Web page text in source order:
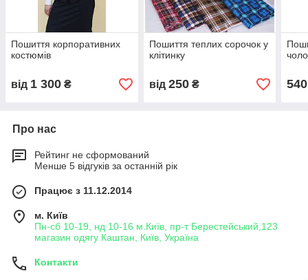
Пошиття корпоративних
костюмів
від 1 300 ₴
Пошиття теплих сорочок у
клітинку
від 250₴ 540
Про нас
Рейтинг не сформований
Менше 5 відгуків за останній рік
Працює з 11.12.2014
м. Київ
Пн-сб 10-19, нд 10-16 м.Київ, пр-т Берестейський,123
магазин одягу Каштан, Київ, Україна
Контакти